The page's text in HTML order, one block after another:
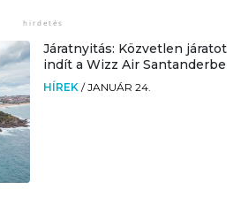
Járatnyitás: Közvetlen járatot
indít a Wizz Air Santanderbe
HÍREK /JANUÁR 24.